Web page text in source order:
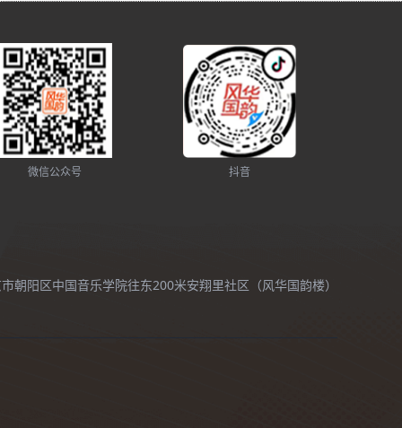
微信公众号 抖音
朝阳区中国音乐学院往东200米安翔里社区（风华国韵楼）